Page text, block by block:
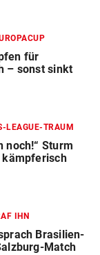
für
– sonst sinkt
LEAGUE-TRAUM
noch!“ Sturm
kämpferisch
IHN
Brasilien-
Match